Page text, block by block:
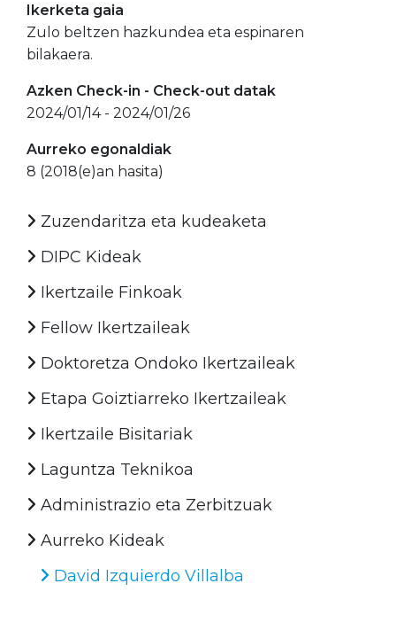
Ikerketa gaia
Zulo beltzen hazkundea eta espinaren
bilakaera.
Azken Check-in - Check-out datak
2024/01/14 - 2024/01/26
Aurreko egonaldiak
8 (2018(e)an hasita)
Zuzendaritza eta kudeaketa
DIPC Kideak
Ikertzaile Finkoak
Fellow Ikertzaileak
Doktoretza Ondoko Ikertzaileak
Etapa Goiztiarreko Ikertzaileak
Ikertzaile Bisitariak
Laguntza Teknikoa
Administrazio eta Zerbitzuak
Aurreko Kideak
David Izquierdo Villalba